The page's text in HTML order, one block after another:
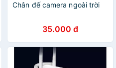
Chân đế camera ngoài trời
35.000 đ